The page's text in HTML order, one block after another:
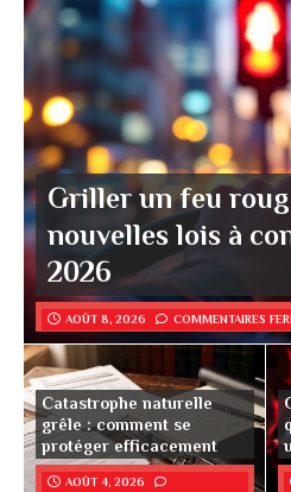
Griller un feu
nouvelles lois à
2026
AOÛT 8, 2026 COMMENTAIRES
Catastrophe naturelle
grêle : comment se
protéger efficacement
AOÛT 4, 2026